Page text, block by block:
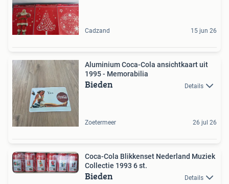
Cadzand 15 jun 26
Aluminium Coca-Cola ansichtkaart uit
1995 - Memorabilia
Bieden Details
Zoetermeer 26 jul 26
Coca-Cola Blikkenset Nederland Muziek
Collectie 1993 6 st.
Bieden Details